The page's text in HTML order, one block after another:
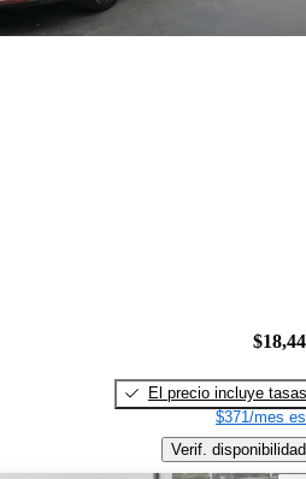
El precio incluye tasas
$371/mes
Verif. disponibilidad